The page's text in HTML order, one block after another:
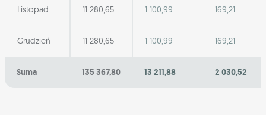
Listopad 11 280,65 1 100,99 169,21
Grudzień 11 280,65 1 100,99 169,21
Suma 135 367,80 13 211,88 2 030,52